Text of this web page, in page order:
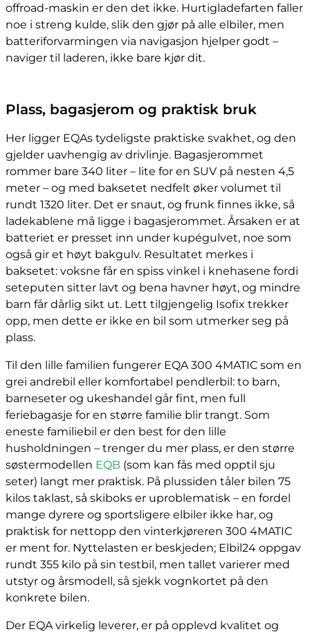
offroad-maskin er den det ikke. Hurtigladefarten faller
noe i streng kulde, slik den gjør på alle elbiler, men
batteriforvarmingen via navigasjon hjelper godt –
naviger til laderen, ikke bare kjør dit.
Plass, bagasjerom og praktisk bruk
Her ligger EQAs tydeligste praktiske svakhet, og den
gjelder uavhengig av drivlinje. Bagasjerommet
rommer bare 340 liter – lite for en SUV på nesten 4,5
meter – og med baksetet nedfelt øker volumet til
rundt 1320 liter. Det er snaut, og frunk finnes ikke, så
ladekablene må ligge i bagasjerommet. Årsaken er at
batteriet er presset inn under kupégulvet, noe som
også gir et høyt bakgulv. Resultatet merkes i
baksetet: voksne får en spiss vinkel i knehasene fordi
seteputen sitter lavt og bena havner høyt, og mindre
barn får dårlig sikt ut. Lett tilgjengelig Isofix trekker
opp, men dette er ikke en bil som utmerker seg på
plass.
Til den lille familien fungerer EQA 300 4MATIC som en
grei andrebil eller komfortabel pendlerbil: to barn,
barneseter og ukeshandel går fint, men full
feriebagasje for en større familie blir trangt. Som
eneste familiebil er den best for den lille
husholdningen – trenger du mer plass, er den større
søstermodellen EQB (som kan fås med opptil sju
seter) langt mer praktisk. På plussiden tåler bilen 75
kilos taklast, så skiboks er uproblematisk – en fordel
mange dyrere og sportsligere elbiler ikke har, og
praktisk for nettopp den vinterkjøreren 300 4MATIC
er ment for. Nyttelasten er beskjeden; Elbil24 oppgav
rundt 355 kilo på sin testbil, men tallet varierer med
utstyr og årsmodell, så sjekk vognkortet på den
konkrete bilen.
Der EQA virkelig leverer, er på opplevd kvalitet og